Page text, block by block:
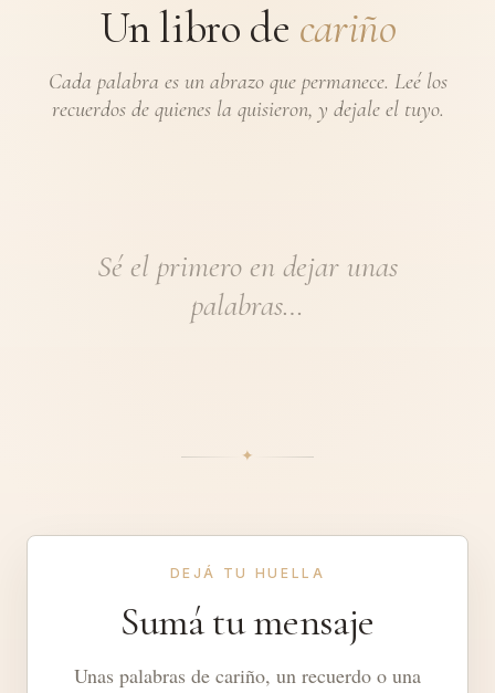
Un libro de cariño
Cada palabra es un abrazo que permanece. Leé los
recuerdos de quienes la quisieron, y dejale el tuyo.
Sé el primero en dejar unas
palabras…
✦︎
DEJÁ TU HUELLA
Sumá tu mensaje
Unas palabras de cariño, un recuerdo o una